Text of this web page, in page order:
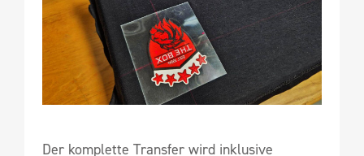
Der komplette Transfer wird inklusive